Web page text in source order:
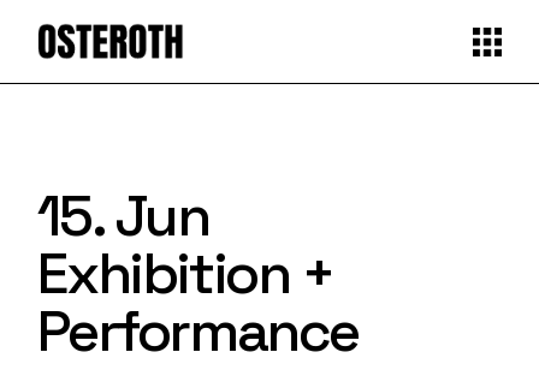
15. Jun
Exhibition +
Performance